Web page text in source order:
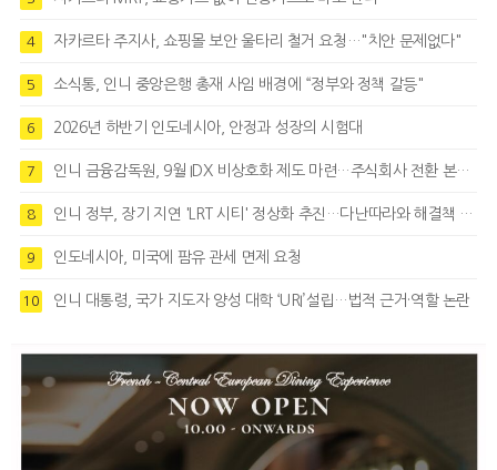
4 자카르타 주지사, 쇼핑몰 보안 울타리 철거 요청…"치안 문제없다"
5 소식통, 인니 중앙은행 총재 사임 배경에 “정부와 정책 갈등"
6 2026년 하반기 인도네시아, 안정과 성장의 시험대
7 인니 금융감독원, 9월 IDX 비상호화 제도 마련…주식회사 전환 본격화
8 인니 정부, 장기 지연 'LRT 시티' 정상화 추진…다난따라와 해결책 모색
9 인도네시아, 미국에 팜유 관세 면제 요청
10 인니 대통령, 국가 지도자 양성 대학 ‘URI’설립…법적 근거·역할 논란